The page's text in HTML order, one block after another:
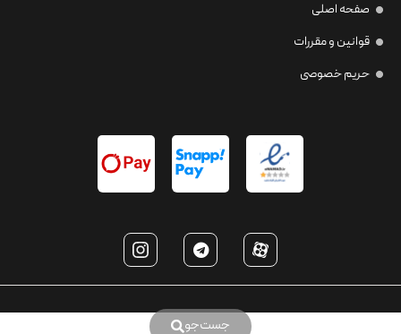
جست‌جو
صفحه اصلی
قوانین و مقررات
حریم خصوصی